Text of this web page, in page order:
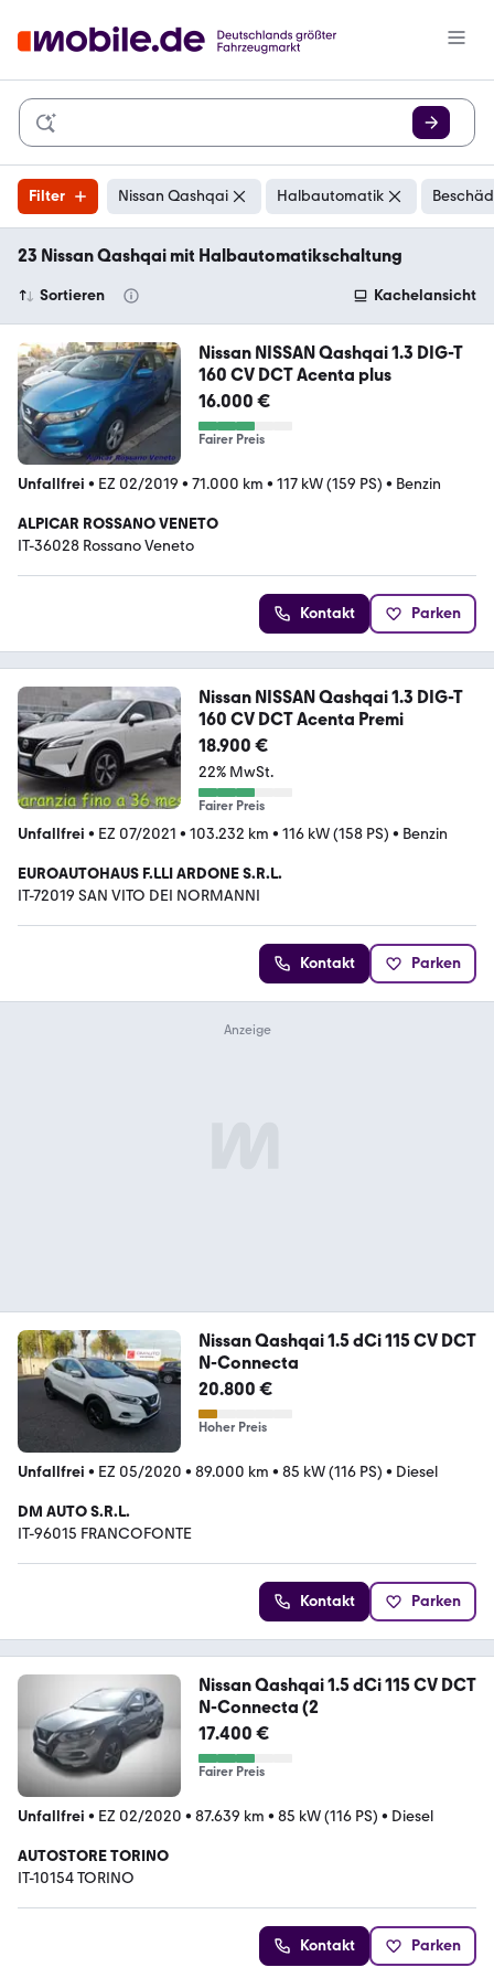
Filter Nissan Qashqai Halbautomatik
23 Nissan Qashqai mit Halbautomatikschaltung
Sortieren Kachelansicht
Nissan NISSAN Qashqai 1.3 DIG-T
160 CV DCT Acenta plus
16.000 €
Fairer Preis
Unfallfrei • EZ 02/2019 • 71.000 km • 117 kW (159 PS) • Benzin
ALPICAR ROSSANO VENETO
IT-36028 Rossano Veneto
Kontakt Parken
Nissan NISSAN Qashqai 1.3 DIG-T
160 CV DCT Acenta Premi
18.900 €
22% MwSt.
Fairer Preis
Unfallfrei • EZ 07/2021 • 103.232 km • 116 kW (158 PS) • Benzin
EUROAUTOHAUS F.LLI ARDONE S.R.L.
IT-72019 SAN VITO DEI NORMANNI
Kontakt Parken
Nissan Qashqai 1.5 dCi 115 CV DCT
N-Connecta
20.800 €
Hoher Preis
Unfallfrei • EZ 05/2020 • 89.000 km • 85 kW (116 PS) • Diesel
DM AUTO S.R.L.
IT-96015 FRANCOFONTE
Kontakt Parken
Nissan Qashqai 1.5 dCi 115 CV DCT
N-Connecta (2
17.400 €
Fairer Preis
Unfallfrei • EZ 02/2020 • 87.639 km • 85 kW (116 PS) • Diesel
AUTOSTORE TORINO
IT-10154 TORINO
Kontakt Parken